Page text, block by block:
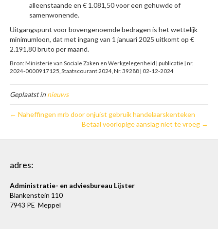
alleenstaande en € 1.081,50 voor een gehuwde of
samenwonende.
Uitgangspunt voor bovengenoemde bedragen is het wettelijk
minimumloon, dat met ingang van 1 januari 2025 uitkomt op €
2.191,80 bruto per maand.
Bron: Ministerie van Sociale Zaken en Werkgelegenheid | publicatie | nr.
2024-0000917125, Staatscourant 2024, Nr. 39288 | 02-12-2024
Geplaatst innieuws
← Naheffingen mrb door onjuist gebruik handelaarskenteken
Betaal voorlopige aanslag niet te vroeg →
adres:
Administratie- en adviesbureau Lijster
Blankenstein 110
7943 PE Meppel